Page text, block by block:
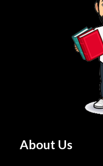
About Us